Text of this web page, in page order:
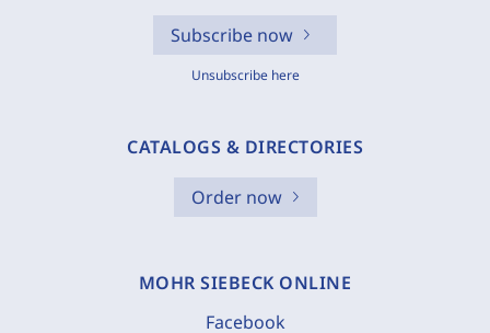
Subscribe now
Unsubscribe here
CATALOGS & DIRECTORIES
Order now
MOHR SIEBECK ONLINE
Facebook